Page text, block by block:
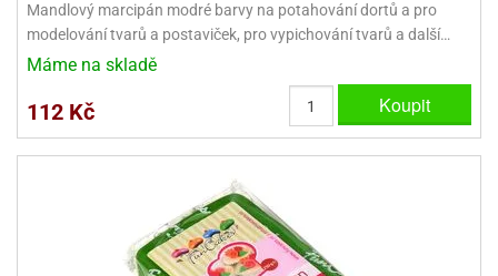
Mandlový marcipán modré barvy na potahování dortů a pro
modelování tvarů a postaviček, pro vypichování tvarů a další…
Máme na skladě
112 Kč Koupit